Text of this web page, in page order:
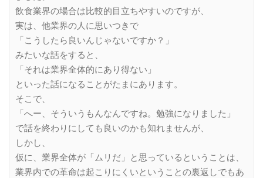
飲食業界の場合は比較的目立ちやすいのですが、
実は、他業界の人に思いつきで
「こうしたら良いんじゃないですか？」
みたいな話をすると、
「それは業界全体的にあり得ない」
といった話になることがたまにあります。
そこで、
「へー、そういうもんなんですね。勉強になりました」
で話を終わりにしても良いのかも知れませんが、
しかし、
仮に、業界全体が「ムリだ」と思っているということは、
業界内での革命は起こりにくいということの裏返しでもあ